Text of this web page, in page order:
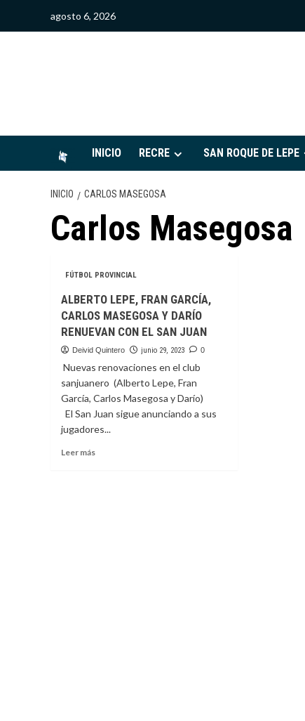
agosto 6, 2026
INICIO RECRE SAN ROQUE DE LEPE
INICIO CARLOS MASEGOSA
Carlos Masegosa
FÚTBOL PROVINCIAL
ALBERTO LEPE, FRAN GARCÍA,
CARLOS MASEGOSA Y DARÍO
RENUEVAN CON EL SAN JUAN
Deivid Quintero junio 29, 2023 0
Nuevas renovaciones en el club
sanjuanero (Alberto Lepe, Fran
García, Carlos Masegosa y Darío)
El San Juan sigue anunciando a sus
jugadores...
Leer más